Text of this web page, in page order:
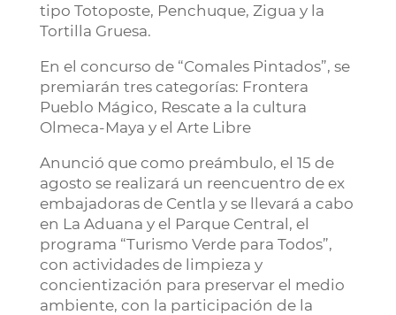
tipo Totoposte, Penchuque, Zigua y la
Tortilla Gruesa.
En el concurso de “Comales Pintados”, se
premiarán tres categorías: Frontera
Pueblo Mágico, Rescate a la cultura
Olmeca-Maya y el Arte Libre
Anunció que como preámbulo, el 15 de
agosto se realizará un reencuentro de ex
embajadoras de Centla y se llevará a cabo
en La Aduana y el Parque Central, el
programa “Turismo Verde para Todos”,
con actividades de limpieza y
concientización para preservar el medio
ambiente, con la participación de la